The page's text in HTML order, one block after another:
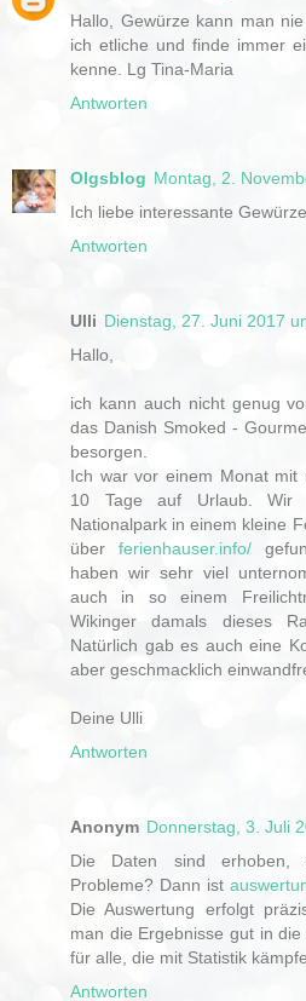
Hallo, Gewürze kann man
ich etliche und finde immer
kenne. Lg Tina-Maria
Antworten
Olgsblog Montag, 2.
Ich liebe interessante
Antworten
Ulli Dienstag, 27. Juni 2017
Hallo,
ich kann auch nicht genug
das Danish Smoked -
besorgen.
Ich war vor einem Monat
10 Tage auf Urlaub.
Nationalpark in einem kleine
über ferienhauser.info/
haben wir sehr viel
auch in so einem
Wikinger damals dieses
Natürlich gab es auch eine
aber geschmacklich
Deine Ulli
Antworten
Anonym Donnerstag, 3. Juli
Die Daten sind erhoben,
Probleme? Dann ist
Die Auswertung erfolgt
man die Ergebnisse gut in
für alle, die mit Statistik
Antworten